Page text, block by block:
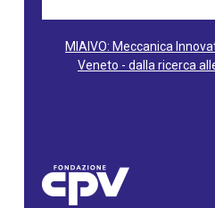
MIAIVO: Meccanica
Veneto - dalla ricerca